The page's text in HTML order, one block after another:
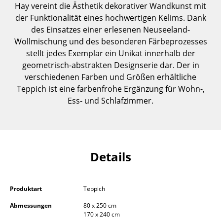
... alle Tische
Aufbewahren
Regale & Schränke
Bücherregale
Wandregale
Beistell- & Rollcontainer
Garderoben
Kleinaufbewahrung
Hay vereint die Ästhetik dekorativer Wandkunst mit
der Funktionalität eines hochwertigen Kelims. Dank
des Einsatzes einer erlesenen Neuseeland-
Wollmischung und des besonderen Färbeprozesses
stellt jedes Exemplar ein Unikat innerhalb der
geometrisch-abstrakten Designserie dar. Der in
verschiedenen Farben und Größen erhältliche
Teppich ist eine farbenfrohe Ergänzung für Wohn-,
Ess- und Schlafzimmer.
Details
Produktart
Teppich
Abmessungen
80 x 250 cm
170 x 240 cm